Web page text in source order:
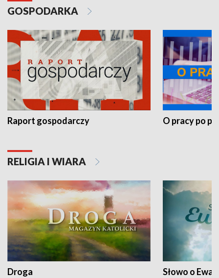
GOSPODARKA
Raport gospodarczy O pracy po
RELIGIA I WIARA
Droga Słowo o